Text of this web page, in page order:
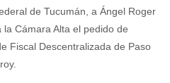
de Tucumán, a Ángel Roger
Cámara Alta el pedido de
Fiscal Descentralizada de Paso